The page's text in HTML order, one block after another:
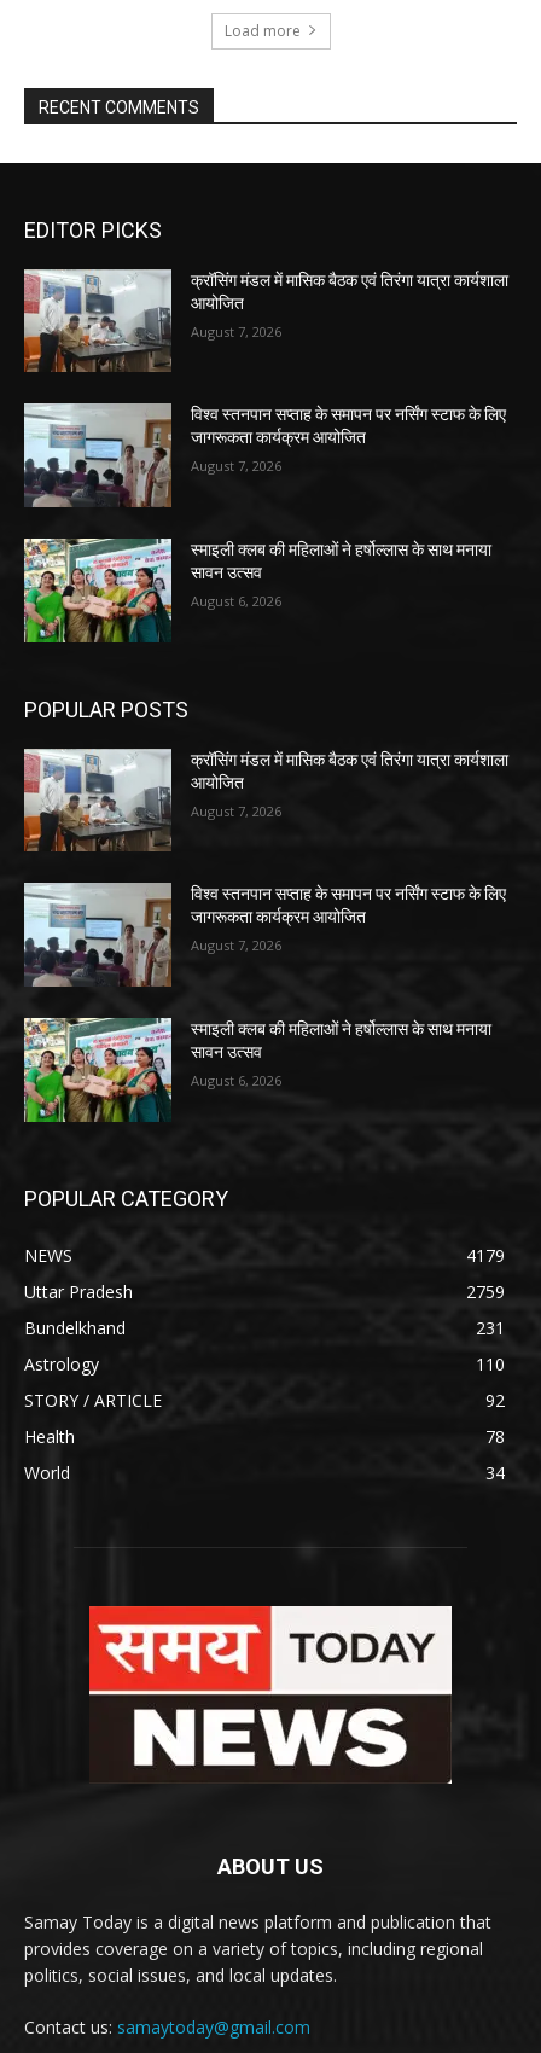
Load more
RECENT COMMENTS
EDITOR PICKS
क्रॉसिंग मंडल में मासिक बैठक एवं तिरंगा यात्रा कार्यशाला
आयोजित
August 7, 2026
विश्व स्तनपान सप्ताह के समापन पर नर्सिंग स्टाफ के लिए
जागरूकता कार्यक्रम आयोजित
August 7, 2026
स्माइली क्लब की महिलाओं ने हर्षोल्लास के साथ मनाया
सावन उत्सव
August 6, 2026
POPULAR POSTS
क्रॉसिंग मंडल में मासिक बैठक एवं तिरंगा यात्रा कार्यशाला
आयोजित
August 7, 2026
विश्व स्तनपान सप्ताह के समापन पर नर्सिंग स्टाफ के लिए
जागरूकता कार्यक्रम आयोजित
August 7, 2026
स्माइली क्लब की महिलाओं ने हर्षोल्लास के साथ मनाया
सावन उत्सव
August 6, 2026
POPULAR CATEGORY
NEWS
4179
Uttar Pradesh
2759
Bundelkhand
231
Astrology
110
STORY / ARTICLE
92
Health
78
World
34
ABOUT US
Samay Today is a digital news platform and publication that
provides coverage on a variety of topics, including regional
politics, social issues, and local updates.
Contact us: samaytoday@gmail.com